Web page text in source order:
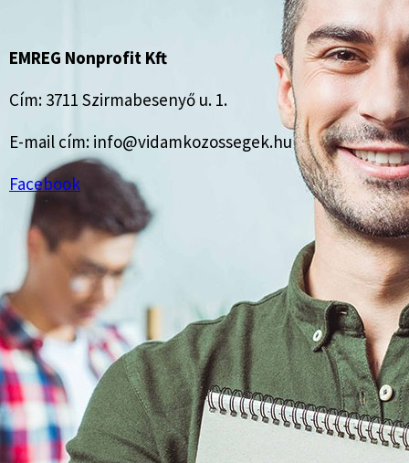
EMREG Nonprofit Kft
Cím: 3711 Szirmabesenyő u. 1.
E-mail cím: info@vidamkozossegek.hu
Facebook